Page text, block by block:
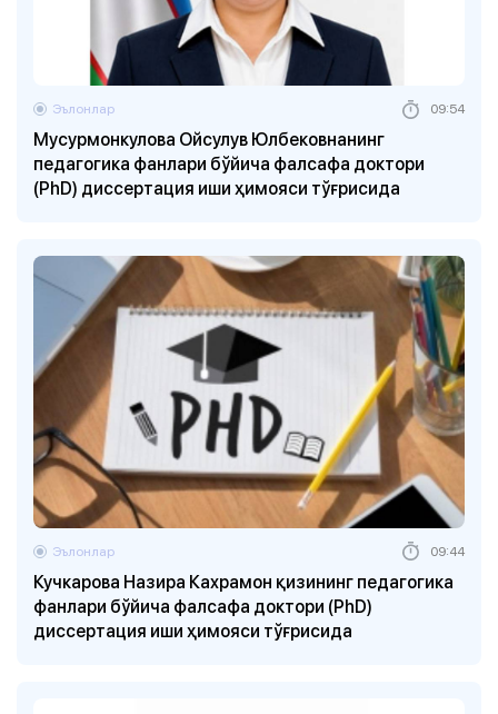
Мусурмонкулова Ойсулув Юлбековнанинг
педагогика фанлари бўйича фалсафа доктори
(PhD) диссертация иши ҳимояси тўғрисида
Эълонлар 09:54
Кучкарова Назира Кахрамон қизининг педагогика
фанлари бўйича фалсафа доктори (PhD)
диссертация иши ҳимояси тўғрисида
Эълонлар 09:44